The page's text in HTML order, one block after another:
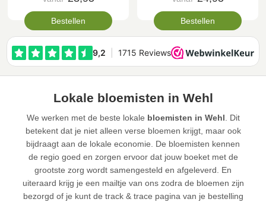
Bestellen Bestellen
Lokale bloemisten in Wehl
We werken met de beste lokale bloemisten in Wehl . Dit
betekent dat je niet alleen verse bloemen krijgt, maar ook
bijdraagt aan de lokale economie. De bloemisten kennen
de regio goed en zorgen ervoor dat jouw boeket met de
grootste zorg wordt samengesteld en afgeleverd. En
uiteraard krijg je een mailtje van ons zodra de bloemen zijn
bezorgd of je kunt de track & trace pagina van je bestelling